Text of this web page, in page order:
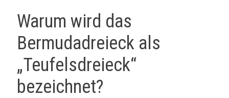
Warum wird das
Bermudadreieck als
„Teufelsdreieck“
bezeichnet?